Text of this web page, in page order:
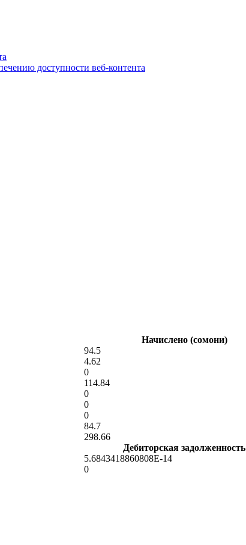
доступности веб-контента
Начислено (сомони)
94.5
4.62
0
114.84
0
0
0
84.7
298.66
Дебиторская задолженность
5.6843418860808E-14
0